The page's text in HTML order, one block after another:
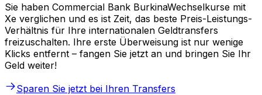
Sie haben Commercial Bank BurkinaWechselkurse mit
Xe verglichen und es ist Zeit, das beste Preis-Leistungs-
Verhältnis für Ihre internationalen Geldtransfers
freizuschalten. Ihre erste Überweisung ist nur wenige
Klicks entfernt – fangen Sie jetzt an und bringen Sie Ihr
Geld weiter!
Sparen Sie jetzt bei Ihren Transfers